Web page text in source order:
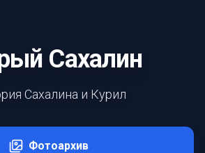
Сахалин
Сахалина и Курил
Фотоархив